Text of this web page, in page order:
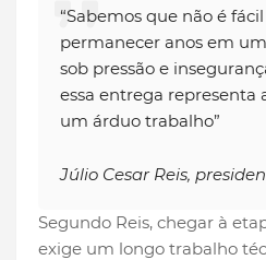
“Sabemos que não é
permanecer anos em
sob pressão e
essa entrega representa
um árduo trabalho”
Júlio Cesar Reis,
Segundo Reis, chegar à
exige um longo trabalho